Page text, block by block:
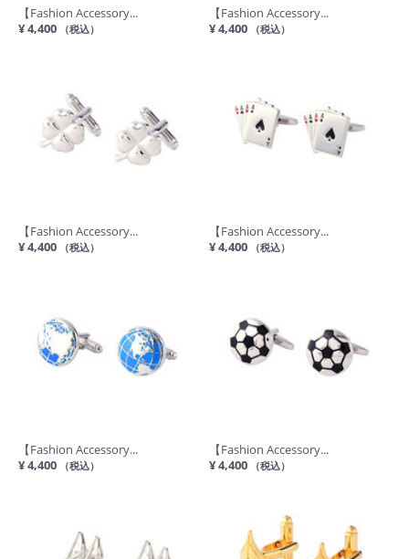
【Fashion Accessory...
¥ 4,400
（税込）
【Fashion Accessory...
¥ 4,400
（税込）
【Fashion Accessory...
¥ 4,400
（税込）
【Fashion Accessory...
¥ 4,400
（税込）
【Fashion Accessory...
¥ 4,400
（税込）
【Fashion Accessory...
¥ 4,400
（税込）